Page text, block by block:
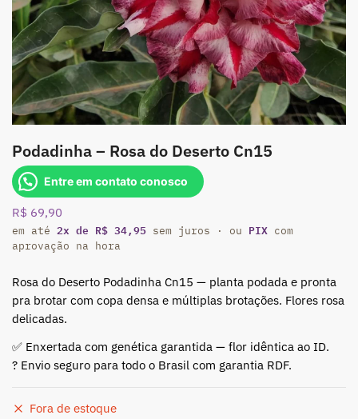
Podadinha – Rosa do Deserto Cn15
Entre em contato conosco
R$ 69,90
em até 2x de R$ 34,95 sem juros · ou PIX com
aprovação na hora
Rosa do Deserto Podadinha Cn15 — planta podada e pronta
pra brotar com copa densa e múltiplas brotações. Flores rosa
delicadas.
✅ Enxertada com genética garantida — flor idêntica ao ID.
? Envio seguro para todo o Brasil com garantia RDF.
Fora de estoque